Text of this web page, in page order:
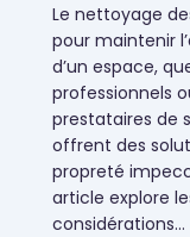
Le nettoyage
pour maintenir
d’un espace,
professionnels
prestataires de
offrent des
propreté
article explore
considérations…